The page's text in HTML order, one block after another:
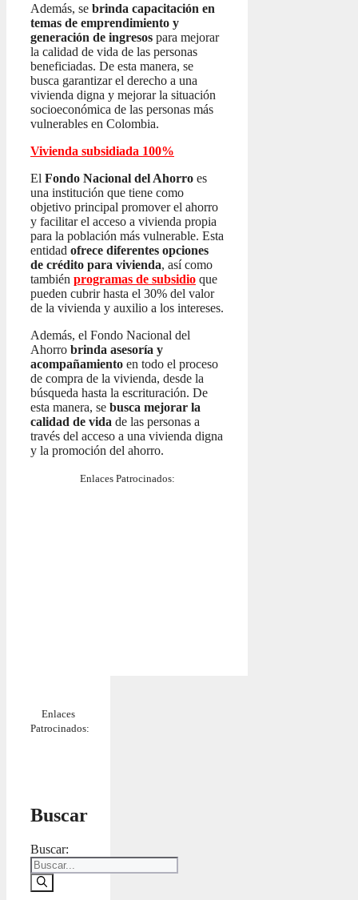
Además, se brinda capacitación en
temas de emprendimiento y
generación de ingresos para mejorar
la calidad de vida de las personas
beneficiadas. De esta manera, se
busca garantizar el derecho a una
vivienda digna y mejorar la situación
socioeconómica de las personas más
vulnerables en Colombia.
Vivienda subsidiada 100%
El Fondo Nacional del Ahorro es
una institución que tiene como
objetivo principal promover el ahorro
y facilitar el acceso a vivienda propia
para la población más vulnerable. Esta
entidad ofrece diferentes opciones
de crédito para vivienda, así como
también programas de subsidio que
pueden cubrir hasta el 30% del valor
de la vivienda y auxilio a los intereses.
Además, el Fondo Nacional del
Ahorro brinda asesoría y
acompañamiento en todo el proceso
de compra de la vivienda, desde la
búsqueda hasta la escrituración. De
esta manera, se busca mejorar la
calidad de vida de las personas a
través del acceso a una vivienda digna
y la promoción del ahorro.
Enlaces Patrocinados:
Enlaces
Patrocinados:
Buscar
Buscar: